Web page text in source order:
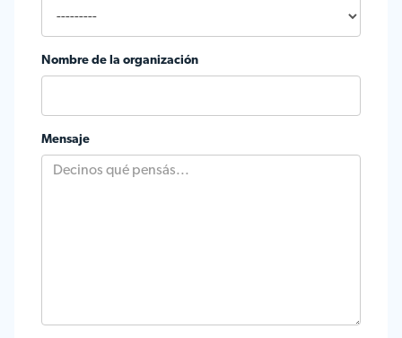
Nombre de la organización
Mensaje